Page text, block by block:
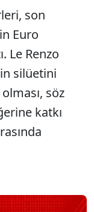
son
Euro
Le Renzo
silüetini
söz
katkı